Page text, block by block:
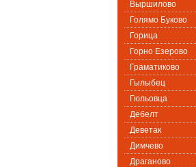
Выршилово
Голямо Буково
Горица
Горно Езерово
Граматиково
Гылыбец
Гюльовца
Дебелт
Деветак
Димчево
Драганово